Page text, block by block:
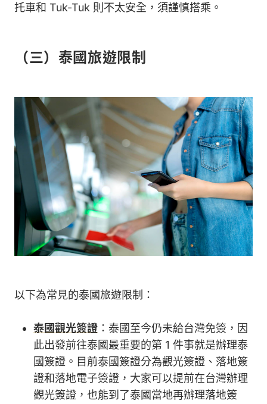
托車和 Tuk-Tuk 則不太安全，須謹慎搭乘。
（三）泰國旅遊限制
以下為常見的泰國旅遊限制：
泰國觀光簽證 ：泰國至今仍未給台灣免簽，因
此出發前往泰國最重要的第 1 件事就是辦理泰
國簽證。目前泰國簽證分為觀光簽證、落地簽
證和落地電子簽證，大家可以提前在台灣辦理
觀光簽證，也能到了泰國當地再辦理落地簽